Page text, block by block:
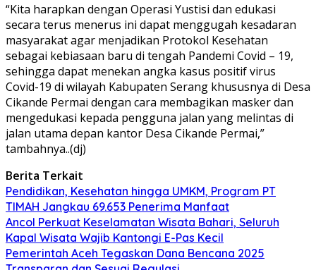
“Kita harapkan dengan Operasi Yustisi dan edukasi
secara terus menerus ini dapat menggugah kesadaran
masyarakat agar menjadikan Protokol Kesehatan
sebagai kebiasaan baru di tengah Pandemi Covid – 19,
sehingga dapat menekan angka kasus positif virus
Covid-19 di wilayah Kabupaten Serang khususnya di Desa
Cikande Permai dengan cara membagikan masker dan
mengedukasi kepada pengguna jalan yang melintas di
jalan utama depan kantor Desa Cikande Permai,”
tambahnya..(dj)
Berita Terkait
Pendidikan, Kesehatan hingga UMKM, Program PT
TIMAH Jangkau 69.653 Penerima Manfaat
Ancol Perkuat Keselamatan Wisata Bahari, Seluruh
Kapal Wisata Wajib Kantongi E-Pas Kecil
Pemerintah Aceh Tegaskan Dana Bencana 2025